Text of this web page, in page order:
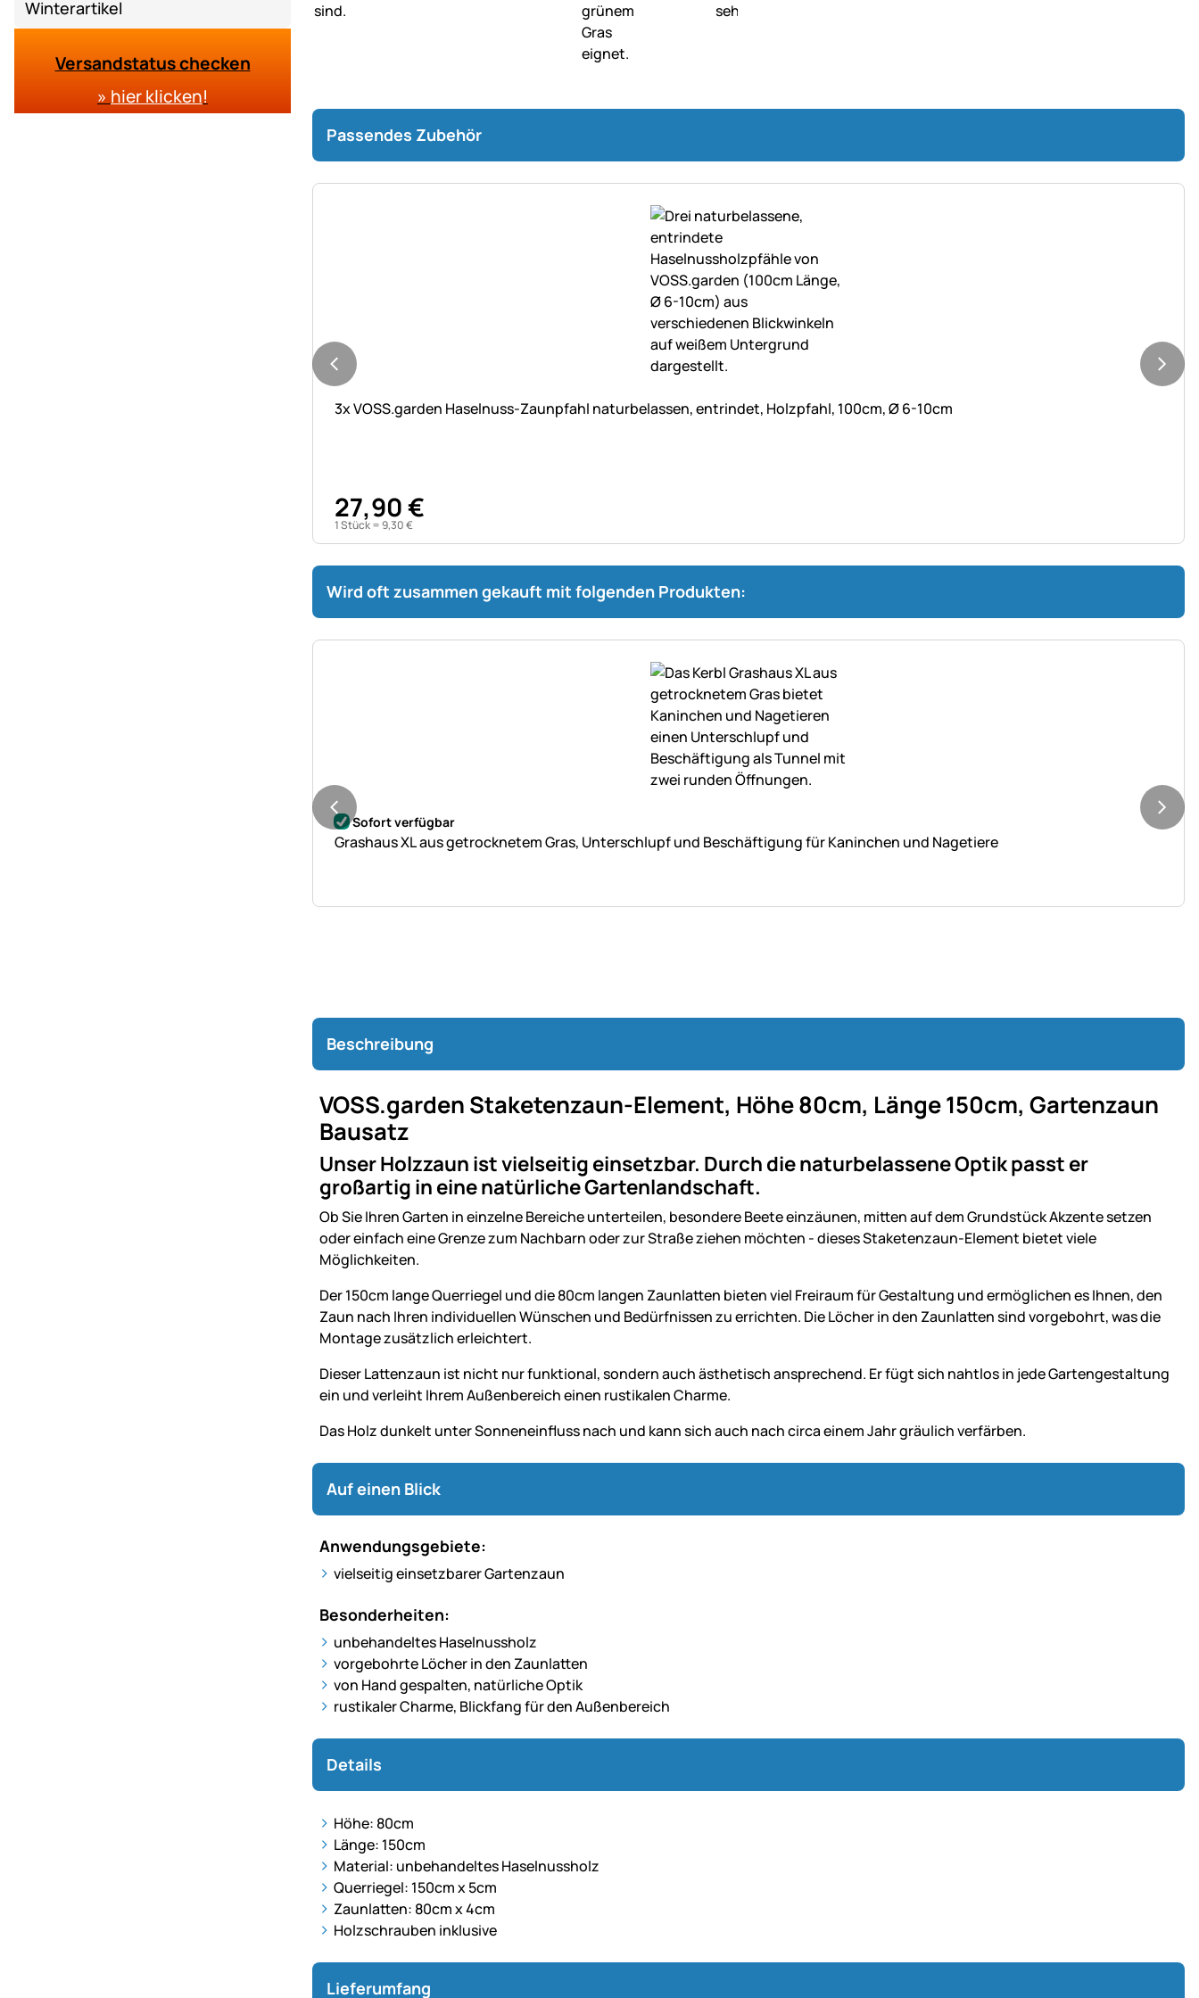
Winterartikel
Versandstatus checken
» hier klicken!
Passendes Zubehör
3x VOSS.garden Haselnuss-Zaunpfahl naturbelassen, entrindet, Holzpfahl, 100cm, Ø 6-10cm
27,90€
1 Stück =9,30€
Wird oft zusammen gekauft mit folgenden Produkten:
Noch keine Bewertungen abgegeben
Sofort verfügbar
Grashaus XL aus getrocknetem Gras, Unterschlupf und Beschäftigung für Kaninchen und Nagetiere
Beschreibung
VOSS.garden Staketenzaun-Element, Höhe 80cm, Länge 150cm, Gartenzaun
Bausatz
Unser Holzzaun ist vielseitig einsetzbar. Durch die naturbelassene Optik passt er
großartig in eine natürliche Gartenlandschaft.
Ob Sie Ihren Garten in einzelne Bereiche unterteilen, besondere Beete einzäunen, mitten auf dem Grundstück Akzente setzen
oder einfach eine Grenze zum Nachbarn oder zur Straße ziehen möchten - dieses Staketenzaun-Element bietet viele
Möglichkeiten.
Der 150cm lange Querriegel und die 80cm langen Zaunlatten bieten viel Freiraum für Gestaltung und ermöglichen es Ihnen, den
Zaun nach Ihren individuellen Wünschen und Bedürfnissen zu errichten. Die Löcher in den Zaunlatten sind vorgebohrt, was die
Montage zusätzlich erleichtert.
Dieser Lattenzaun ist nicht nur funktional, sondern auch ästhetisch ansprechend. Er fügt sich nahtlos in jede Gartengestaltung
ein und verleiht Ihrem Außenbereich einen rustikalen Charme.
Das Holz dunkelt unter Sonneneinfluss nach und kann sich auch nach circa einem Jahr gräulich verfärben.
Auf einen Blick
Anwendungsgebiete:
vielseitig einsetzbarer Gartenzaun
Besonderheiten:
unbehandeltes Haselnussholz
vorgebohrte Löcher in den Zaunlatten
von Hand gespalten, natürliche Optik
rustikaler Charme, Blickfang für den Außenbereich
Details
Höhe: 80cm
Länge: 150cm
Material: unbehandeltes Haselnussholz
Querriegel: 150cm x 5cm
Zaunlatten: 80cm x 4cm
Holzschrauben inklusive
Lieferumfang